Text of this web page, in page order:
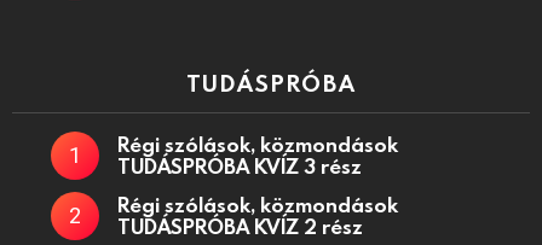
TUDÁSPRÓBA
Régi szólások, közmondások
TUDÁSPRÓBA KVÍZ 3 rész
Régi szólások, közmondások
TUDÁSPRÓBA KVÍZ 2 rész